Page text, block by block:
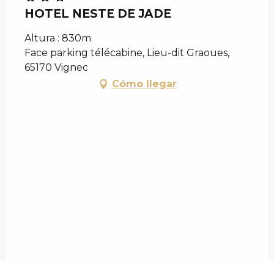
HOTEL NESTE DE JADE
Altura : 830m
Face parking télécabine, Lieu-dit Graoues,
65170 Vignec
Cómo llegar